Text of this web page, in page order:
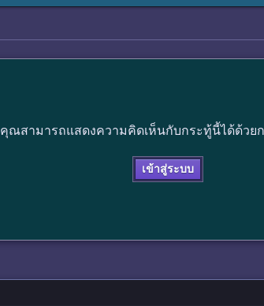
คุณสามารถแสดงความคิดเห็นกับกระทู้นี้ได้ด้วยก
เข้าสู่ระบบ